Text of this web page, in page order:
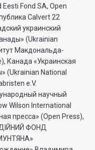
Fond SA, Open
Calvert 22
украинский
(Ukrainian
Макдональда-
Канада «Украинская
(Ukrainian National
e.V.
научный
Wilson International
пресса» (Open Press),
ФОНД